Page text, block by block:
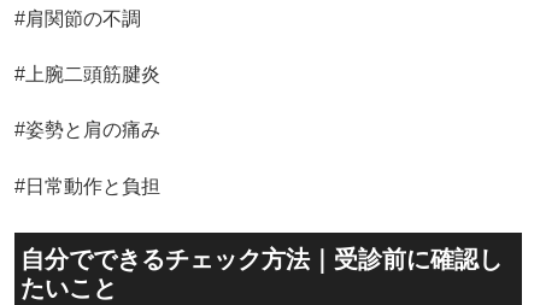
#肩関節の不調
#上腕二頭筋腱炎
#姿勢と肩の痛み
#日常動作と負担
自分でできるチェック方法｜受診前に確認し
たいこと